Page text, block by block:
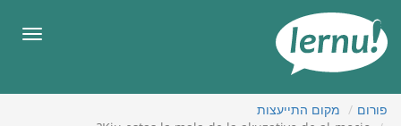
העניינים
פורום
מקום התייעצות